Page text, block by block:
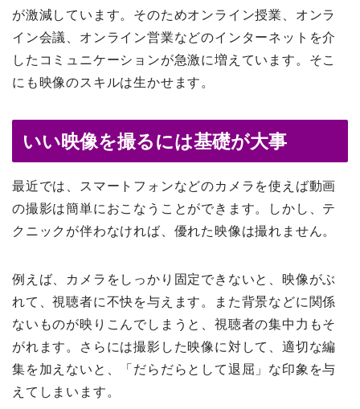
が激減しています。そのためオンライン授業、オンラ
イン会議、オンライン営業などのインターネットを介
したコミュニケーションが急激に増えています。そこ
にも映像のスキルは生かせます。
いい映像を撮るには基礎が大事
最近では、スマートフォンなどのカメラを使えば動画
の撮影は簡単におこなうことができます。しかし、テ
クニックが伴わなければ、優れた映像は撮れません。
例えば、カメラをしっかり固定できないと、映像がぶ
れて、視聴者に不快を与えます。また背景などに関係
ないものが映りこんでしまうと、視聴者の集中力もそ
がれます。さらには撮影した映像に対して、適切な編
集を加えないと、「だらだらとして退屈」な印象を与
えてしまいます。